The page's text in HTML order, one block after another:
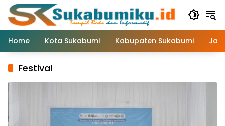
Langsung
konten
Home
Kota Sukabumi Kabupaten Sukabumi
Festival